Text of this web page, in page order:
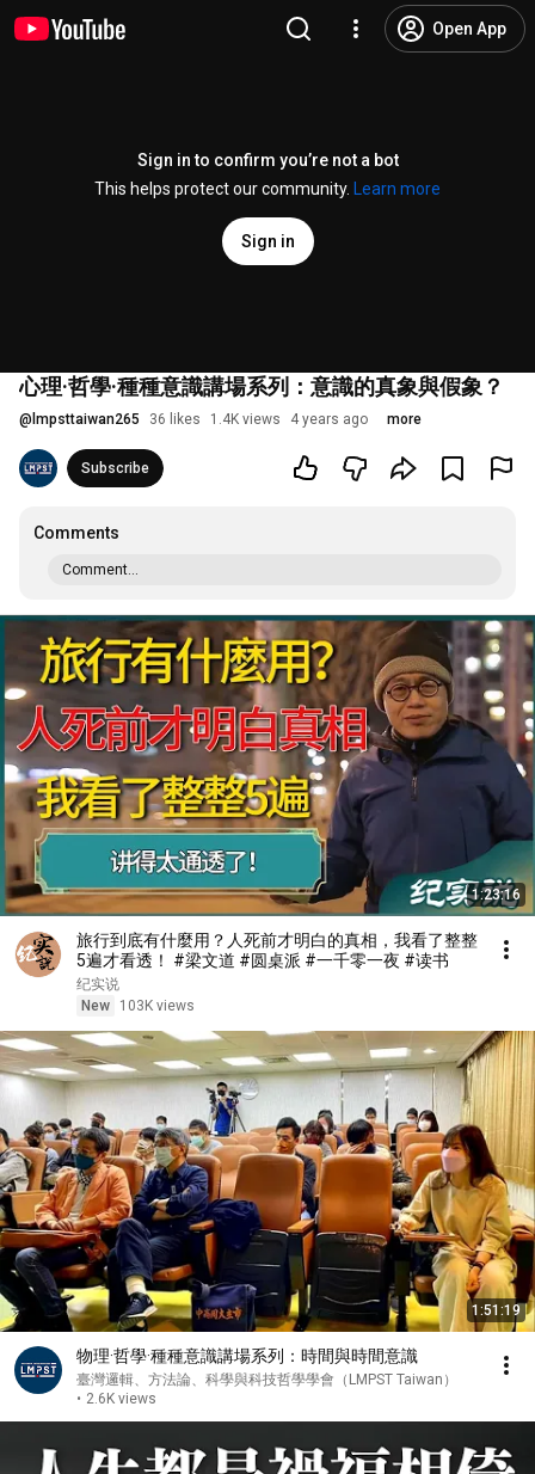
Open App
Sign in to confirm you’re not a bot
This helps protect our community.
Learn more
Sign in
心理·哲學·種種意識講場系列：意識的真象與假象？
@ lmpsttaiwan265 36 likes 1.4K views 4 years ago more
Subscribe
Comments
Comment...
1:23:16
旅行到底有什麼用？人死前才明白的真相，我看了整整
5遍才看透！ #梁文道 #圆桌派 #一千零一夜 #读书
纪实说
New
103K views
1:51:19
物理·哲學·種種意識講場系列：時間與時間意識
臺灣邏輯、方法論、科學與科技哲學學會（LMPST Taiwan）
• 2.6K views